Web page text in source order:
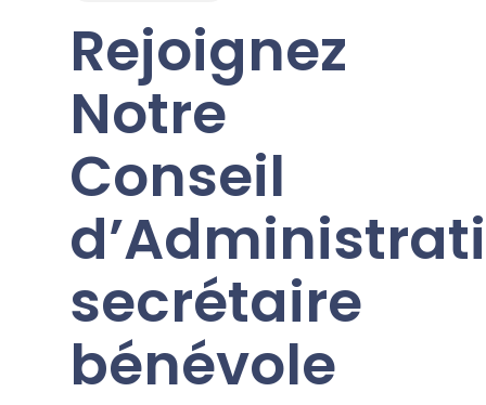
Rejoignez
Notre
Conseil
secrétaire
bénévole